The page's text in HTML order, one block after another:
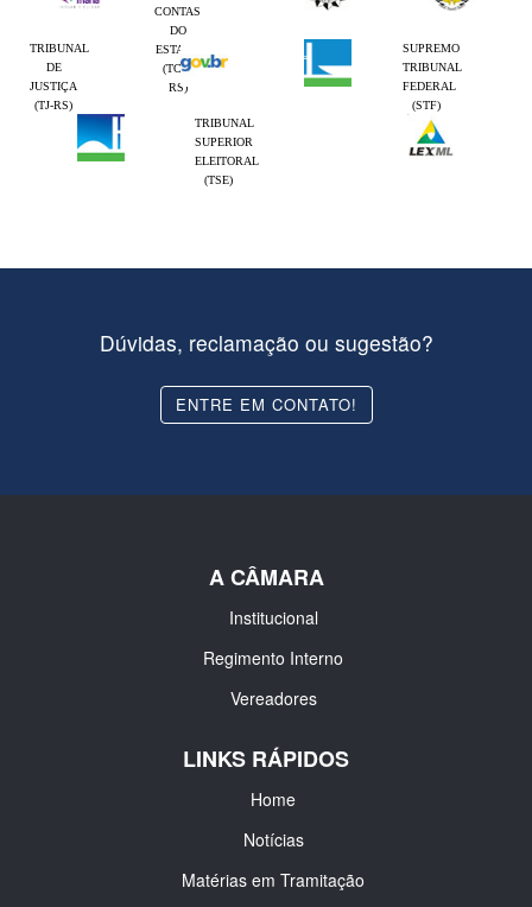
CONTAS
DO
ESTADO
(TCE-
RS)
TRIBUNAL
DE
JUSTIÇA
(TJ-RS)
SUPREMO
TRIBUNAL
FEDERAL
(STF)
TRIBUNAL
SUPERIOR
ELEITORAL
(TSE)
Dúvidas, reclamação ou sugestão?
ENTRE EM CONTATO!
A CÂMARA
Institucional
Regimento Interno
Vereadores
LINKS RÁPIDOS
Home
Notícias
Matérias em Tramitação